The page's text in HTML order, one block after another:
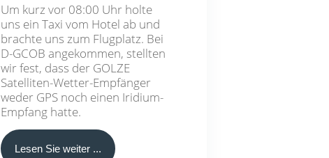
Um kurz vor 08:00 Uhr holte
uns ein Taxi vom Hotel ab und
brachte uns zum Flugplatz. Bei
D-GCOB angekommen, stellten
wir fest, dass der GOLZE
Satelliten-Wetter-Empfänger
weder GPS noch einen Iridium-
Empfang hatte.
Lesen Sie weiter ...